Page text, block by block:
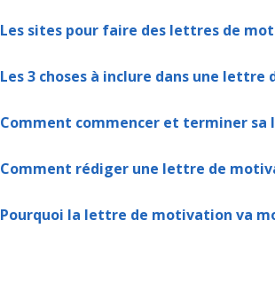
Les sites pour faire des lettres de
Les 3 choses à inclure dans une
Comment commencer et terminer
Comment rédiger une lettre de
Pourquoi la lettre de motivation va